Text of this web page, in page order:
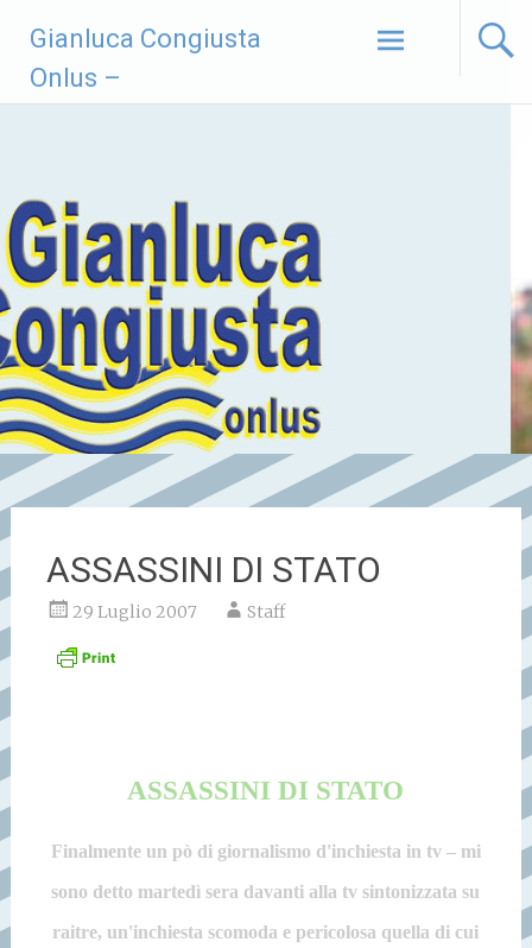
contenuto
Gianluca Congiusta
Onlus –
ASSASSINI DI STATO
29 Luglio 2007 Staff
ASSASSINI DI STATO
Finalmente un pò di giornalismo d'inchiesta in tv – mi
sono detto martedì sera davanti alla tv sintonizzata su
raitre, un'inchiesta scomoda e pericolosa quella di cui